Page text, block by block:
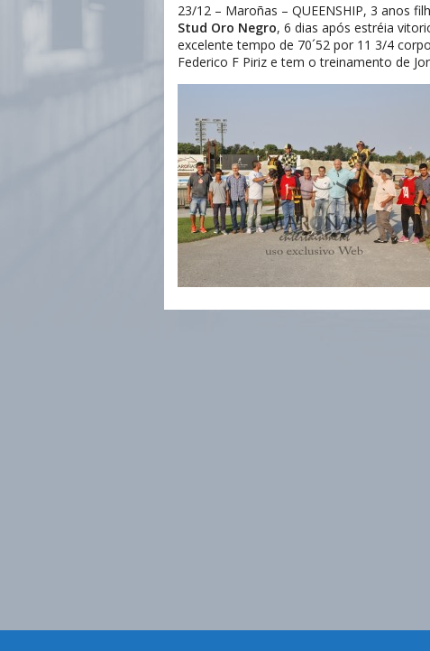
23/12 – Maroñas – QUEENSHIP, 3 anos
Stud Oro Negro, 6 dias após estréia
excelente tempo de 70´52 por 11 3/4
Federico F Piriz e tem o treinamento de